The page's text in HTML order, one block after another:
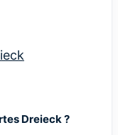
Dreieck ?